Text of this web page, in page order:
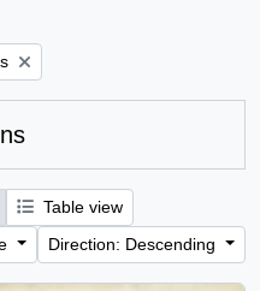
Table view
Direction: Descending